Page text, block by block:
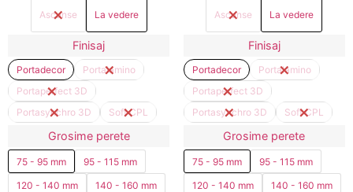
Ascunse La vedere
Finisaj
Portadecor
Portalamino
Portaperfect 3D
Portasynchro 3D
Soft CPL
Grosime perete
75 - 95 mm
95 - 115 mm
120 - 140 mm
140 - 160 mm
Ascunse La vedere
Finisaj
Portadecor
Portalamino
Portaperfect 3D
Portasynchro 3D
Soft CPL
Grosime perete
75 - 95 mm
95 - 115 mm
120 - 140 mm
140 - 160 mm